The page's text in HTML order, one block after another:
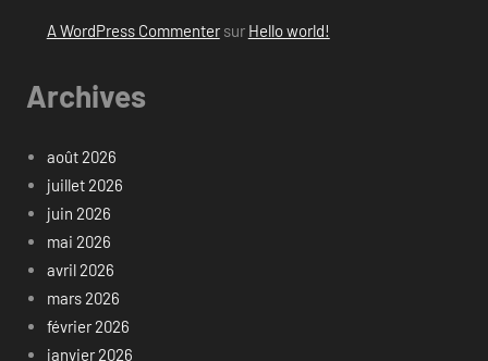
A WordPress Commentersur Hello world!
Archives
août 2026
juillet 2026
juin 2026
mai 2026
avril 2026
mars 2026
février 2026
janvier 2026